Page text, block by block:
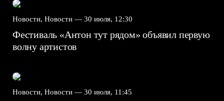
Новости, Новости — 30 июля, 12:30
Фестиваль «Антон тут рядом» объявил первую
волну артистов
Новости, Новости — 30 июля, 11:45